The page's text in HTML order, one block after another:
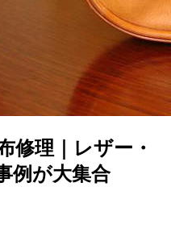
修理｜レザー・
例が大集合